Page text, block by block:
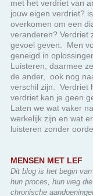
verdriet kan je geen
Laten we wat vaker
werkelijk zijn en wat
luisteren zonder
MENSEN MET LEF
Dit blog is het begin
hun proces, hun weg
chronische
tegengekomen? Waar
mensen met LEF! Lef
ondanks of